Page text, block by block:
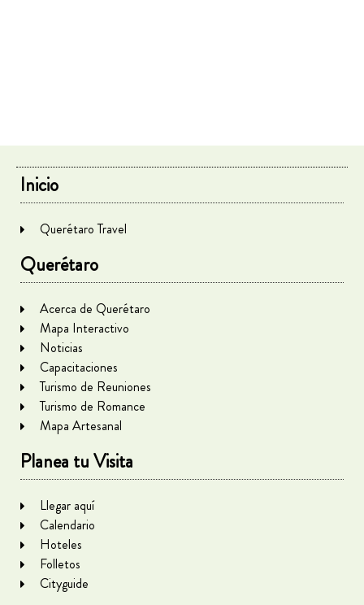
Inicio
Querétaro Travel
Querétaro
Acerca de Querétaro
Mapa Interactivo
Noticias
Capacitaciones
Turismo de Reuniones
Turismo de Romance
Mapa Artesanal
Planea tu Visita
Llegar aquí
Calendario
Hoteles
Folletos
Cityguide